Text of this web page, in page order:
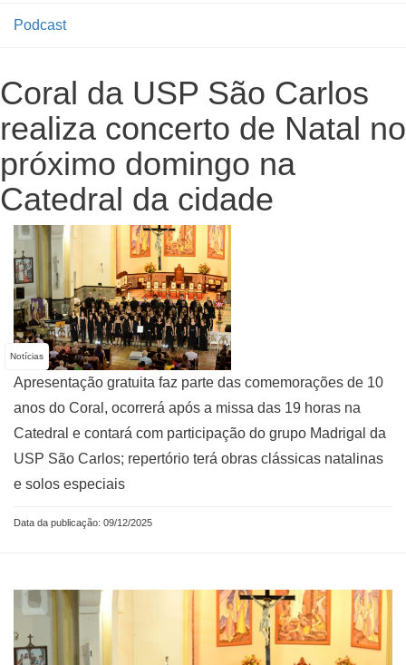
Podcast
Coral da USP São Carlos
realiza concerto de Natal no
próximo domingo na
Catedral da cidade
Notícias
Apresentação gratuita faz parte das comemorações de 10
anos do Coral, ocorrerá após a missa das 19 horas na
Catedral e contará com participação do grupo Madrigal da
USP São Carlos; repertório terá obras clássicas natalinas
e solos especiais
Data da publicação: 09/12/2025